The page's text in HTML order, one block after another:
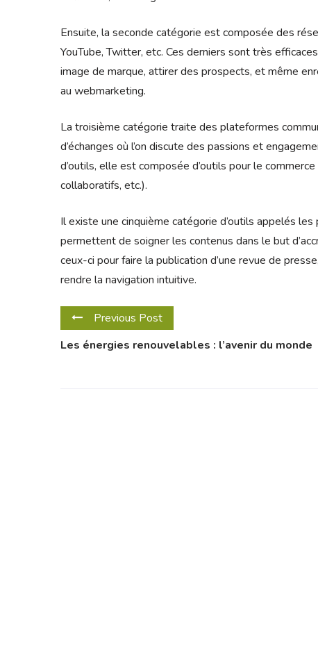
Ensuite, la seconde catégorie est composée des
YouTube, Twitter, etc. Ces derniers sont très
image de marque, attirer des prospects, et même
au webmarketing.
La troisième catégorie traite des plateformes
d’échanges où l’on discute des passions et
d’outils, elle est composée d’outils pour le
collaboratifs, etc.).
Il existe une cinquième catégorie d’outils appelés
permettent de soigner les contenus dans le but
ceux-ci pour faire la publication d’une revue de
rendre la navigation intuitive.
Previous Post
Les énergies renouvelables : l’avenir du monde